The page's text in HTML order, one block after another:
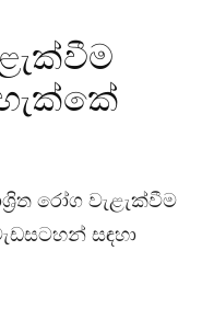
රෝග වැළැක්වීම
සඳහා